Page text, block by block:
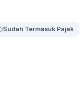
Sudah Termasuk Pajak